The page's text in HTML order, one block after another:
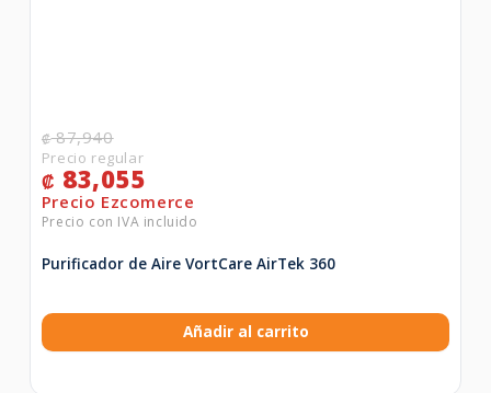
₡87,940
₡ 83,055
Purificador de Aire VortCare AirTek 360
Añadir al carrito